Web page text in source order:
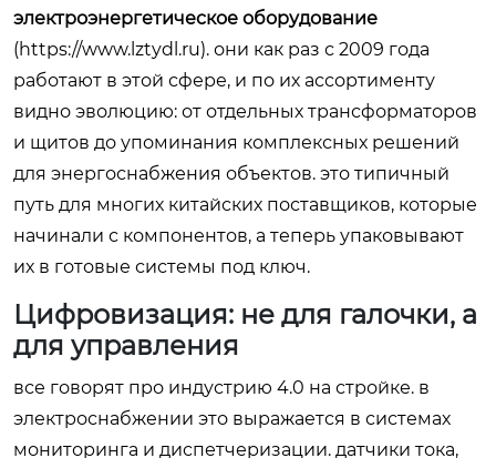
электроэнергетическое оборудование
(https://www.lztydl.ru). они как раз с 2009 года
работают в этой сфере, и по их ассортименту
видно эволюцию: от отдельных трансформаторов
и щитов до упоминания комплексных решений
для энергоснабжения объектов. это типичный
путь для многих китайских поставщиков, которые
начинали с компонентов, а теперь упаковывают
их в готовые системы под ключ.
Цифровизация: не для галочки, а
для управления
все говорят про индустрию 4.0 на стройке. в
электроснабжении это выражается в системах
мониторинга и диспетчеризации. датчики тока,